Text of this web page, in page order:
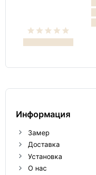
Информация
Замер
Доставка
Установка
О нас